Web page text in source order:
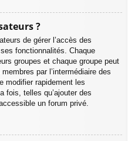
?
de gérer l’accès des
fonctionnalités. Chaque
groupes et chaque groupe peut
par l’intermédiaire des
modifier rapidement les
fois, telles qu’ajouter des
un forum privé.